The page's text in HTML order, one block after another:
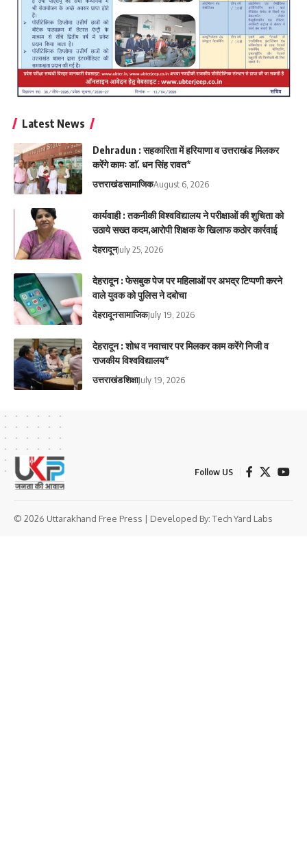
Latest News
Dehradun : सहकारिता में हरियाणा व उत्तराखंड मिलकर
करेंगे कामः डाॅ. धन सिंह रावत*
उत्तराखंडसामाजिकAugust 6, 2026
कार्यवाही : तकनीकी विश्वविद्यालय ने परीक्षाओं की शुचिता को
उठाये सख्त कदम,आरोपी शिक्षक के खिलाफ कठोर कार्रवाई
देहरादूनJuly 25, 2026
देहरादून : फेसबुक पेज पर महिलाओं पर अभद्र टिप्पणी करने
वाले युवक को पुलिस ने दबोचा
देहरादूनसामाजिकJuly 19, 2026
देहरादून : शोध व नवाचार पर मिलकर काम करेंगे निजी व
राजकीय विश्वविद्यालय*
उत्तराखंडशिक्षाJuly 19, 2026
Follow US
© 2026 Uttarakhand Free Press | Developed By: Tech Yard Labs